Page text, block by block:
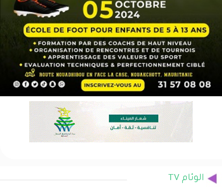
الوئام TV